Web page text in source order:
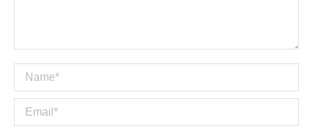
Name *
Email *